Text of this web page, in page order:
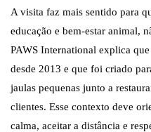
A visita faz mais sentido para
educação e bem-estar animal,
PAWS International explica
desde 2013 e que foi criado
jaulas pequenas junto a
clientes. Esse contexto deve
calma, aceitar a distância e